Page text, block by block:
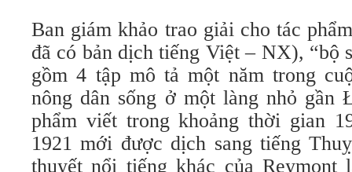
Ban giám khảo trao giải cho tác
đã có bản dịch tiếng Việt – NX), “bộ
gồm 4 tập mô tả một năm trong
nông dân sống ở một làng nhỏ gần
phẩm viết trong khoảng thời gian
1921 mới được dịch sang tiếng
thuyết nổi tiếng khác của Reymont